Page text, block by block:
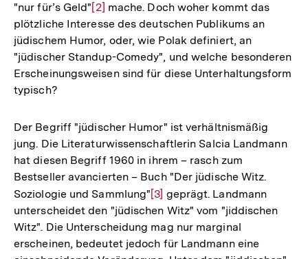
"nur für’s Geld" Zur
Auflösung
der
Fußnote
[2] mache. Doch woher kommt das
plötzliche Interesse des deutschen Publikums an
jüdischem Humor, oder, wie Polak definiert, an
"jüdischer Standup-Comedy", und welche besonderen
Erscheinungsweisen sind für diese Unterhaltungsform
typisch?
Der Begriff "jüdischer Humor" ist verhältnismäßig
jung. Die Literaturwissenschaftlerin Salcia Landmann
hat diesen Begriff 1960 in ihrem – rasch zum
Bestseller avancierten – Buch "Der jüdische Witz.
Soziologie und Sammlung" Zur
Auflösung
der
Fußnote
[3] geprägt. Landmann
unterscheidet den "jüdischen Witz" vom "jiddischen
Witz". Die Unterscheidung mag nur marginal
erscheinen, bedeutet jedoch für Landmann eine